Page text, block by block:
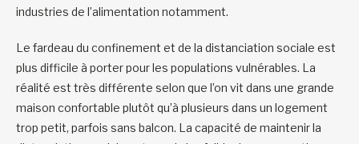
industries de l’alimentation notamment.
Le fardeau du confinement et de la distanciation sociale est
plus difficile à porter pour les populations vulnérables. La
réalité est très différente selon que l’on vit dans une grande
maison confortable plutôt qu’à plusieurs dans un logement
trop petit, parfois sans balcon. La capacité de maintenir la